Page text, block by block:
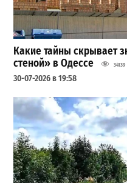
Какие тайны скрывает
стеной» в Одессе
34139
30-07-2026 в 19:58